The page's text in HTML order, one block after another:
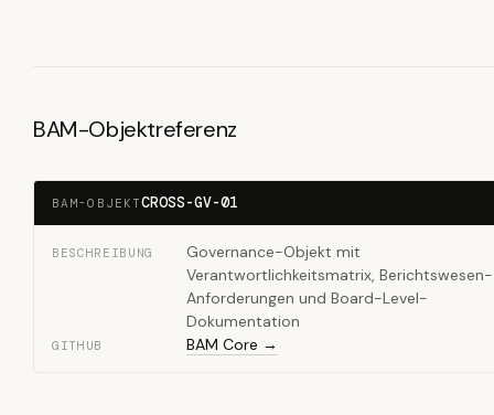
BAM-Objektreferenz
BAM-OBJEKTCROSS-GV-01
BESCHREIBUNG
Governance-Objekt mit
Verantwortlichkeitsmatrix, Berichtswesen-
Anforderungen und Board-Level-
Dokumentation
GITHUB BAM Core →